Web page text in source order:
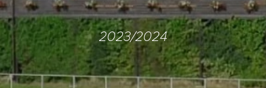
2023/2024